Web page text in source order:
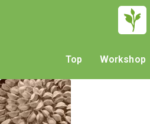
Top Workshop